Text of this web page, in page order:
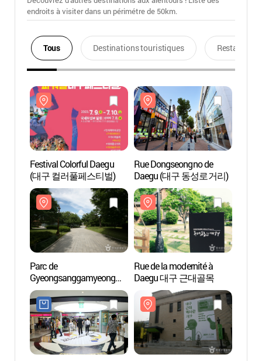
endroits à visiter dans un périmétre de 50km.
Tous Destinations touristiques Restaurants
Festival Colorful Daegu
(대구 컬러풀페스티벌)
Rue Dongseongno de
Daegu (대구 동성로거리)
Parc de
Gyeongsanggamyeong
(경상감영공원)
Rue de la modernité à
Daegu 대구 근대골목